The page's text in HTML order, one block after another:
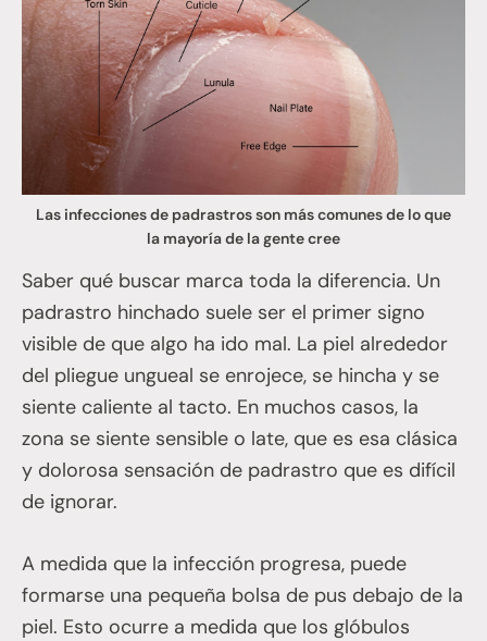
Las infecciones de padrastros son más comunes de lo que
la mayoría de la gente cree
Saber qué buscar marca toda la diferencia. Un
padrastro hinchado suele ser el primer signo
visible de que algo ha ido mal. La piel alrededor
del pliegue ungueal se enrojece, se hincha y se
siente caliente al tacto. En muchos casos, la
zona se siente sensible o late, que es esa clásica
y dolorosa sensación de padrastro que es difícil
de ignorar.
A medida que la infección progresa, puede
formarse una pequeña bolsa de pus debajo de la
piel. Esto ocurre a medida que los glóbulos